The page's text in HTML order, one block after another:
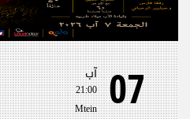
07 آب
21:00
Mtein